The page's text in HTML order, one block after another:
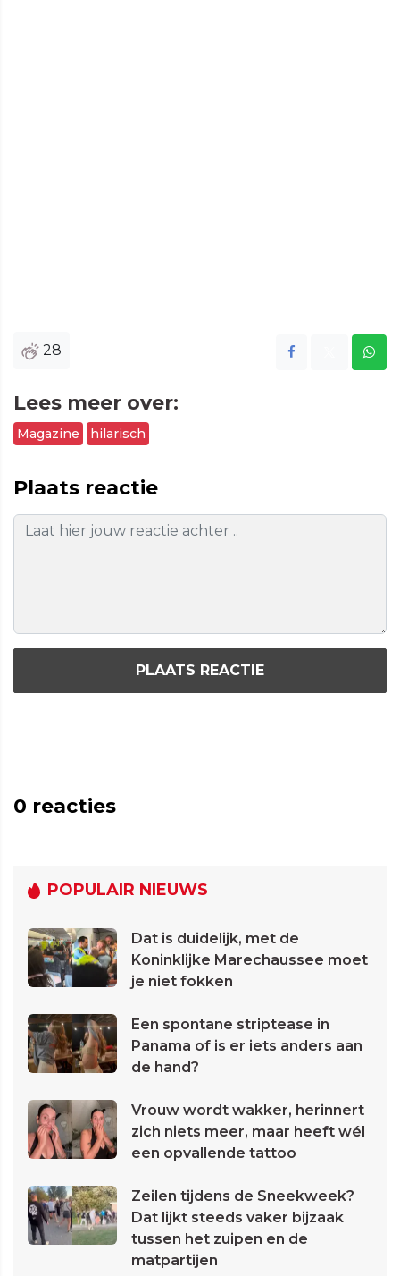
28
Lees meer over:
Magazine hilarisch
Plaats reactie
PLAATS REACTIE
0 reacties
POPULAIR NIEUWS
Dat is duidelijk, met de
Koninklijke Marechaussee moet
je niet fokken
Een spontane striptease in
Panama of is er iets anders aan
de hand?
Vrouw wordt wakker, herinnert
zich niets meer, maar heeft wél
een opvallende tattoo
Zeilen tijdens de Sneekweek?
Dat lijkt steeds vaker bijzaak
tussen het zuipen en de
matpartijen